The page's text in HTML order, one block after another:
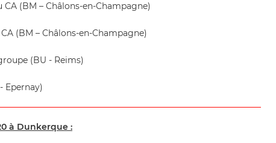
(BM – Châlons-en-Champagne)
(BM – Châlons-en-Champagne)
(BU - Reims)
Epernay)
à Dunkerque :